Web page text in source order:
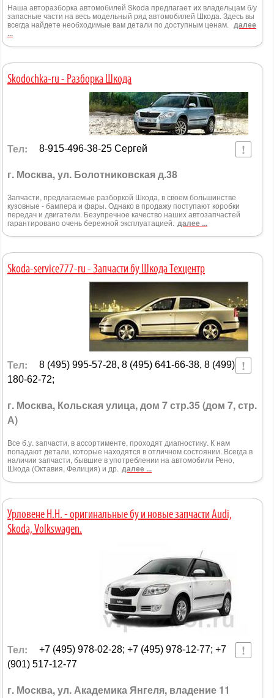
Наша авторазборка автомобилей Skoda предлагает их владельцам б/у
запасные части на весь модельный ряд автомобилей Шкода. Здесь вы
всегда найдете необходимые вам детали по доступным ценам. далее
...
Skodochka-ru - Разборка Шкода
Тел: 8-915-496-38-25 Сергей
г. Москва, ул. Болотниковская д.38
Запчасти, предлагаемые разборкой Шкода, в своем большинстве
кузовные - бампера и фары. Однако в продажу поступают коробки
передач и двигатели. Безупречное качество наших автозапчастей
гарантировано очень бережной эксплуатацией. далее ...
Skoda-service777-ru - Запчасти бу Шкода Техцентр
Тел:
8 (495) 995-57-28, 8 (495) 641-66-38, 8 (499)
180-62-72;
г. Москва, Кольская улица, дом 7 стр.35 (дом 7, стр.
А)
Все б.у. запчасти, в ассортименте, проходят диагностику. К нам
попадают детали, которые находятся в отличном состоянии. Всегда в
наличии запчасти, бывшие в употреблении на автомобили Рено,
Шкода (Октавия, Фелиция) и др. далее ...
Урловене Н.Н. - оригинальные бу и новые запчасти Audi,
Skoda, Volkswagen.
Тел:
+7 (495) 978-02-28; +7 (495) 978-12-77; +7
(901) 517-12-77
г. Москва, ул. Академика Янгеля, владение 11